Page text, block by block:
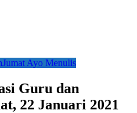
Jumat Ayo Menulis
Guru dan
22 Januari 2021